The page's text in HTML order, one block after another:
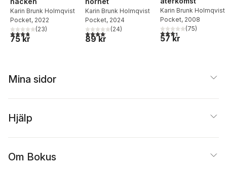
Karin Brunk Holmqvist
Pocket, 2022
3,8utav 5 stjärnor. Totalt antal röster:
(23)
75 kr
Karin Brunk Holmqvist
Pocket, 2024
4,1utav 5 stjärnor. Totalt antal röster:
(24)
89 kr
Karin Brunk Holmqvist
Pocket, 2008
3,4utav 5 stjärnor.
(75)
57 kr
Mina sidor
Hjälp
Om Bokus